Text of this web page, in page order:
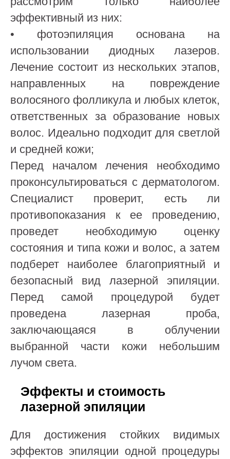
эффективный из них:
• фотоэпиляция основана на
использовании диодных лазеров.
Лечение состоит из нескольких этапов,
направленных на повреждение
волосяного фолликула и любых клеток,
ответственных за образование новых
волос. Идеально подходит для светлой
и средней кожи;
Перед началом лечения необходимо
проконсультироваться с дерматологом.
Специалист проверит, есть ли
противопоказания к ее проведению,
проведет необходимую оценку
состояния и типа кожи и волос, а затем
подберет наиболее благоприятный и
безопасный вид лазерной эпиляции.
Перед самой процедурой будет
проведена лазерная проба,
заключающаяся в облучении
выбранной части кожи небольшим
лучом света.
Эффекты и стоимость
лазерной эпиляции
Для достижения стойких видимых
эффектов эпиляции одной процедуры